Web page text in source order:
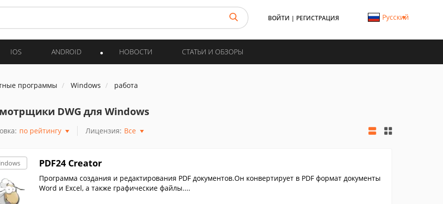
ВОЙТИ | РЕГИСТРАЦИЯ Русский
IOS ANDROID НОВОСТИ СТАТЬИ И ОБЗОРЫ
программы Windows работа
DWG для Windows
по рейтингу Лицензия: Все
PDF24 Creator
Программа создания и редактирования PDF документов.Он конвертирует в PDF формат документы
Word и Excel, а также графические файлы....